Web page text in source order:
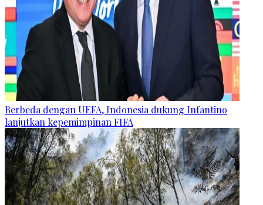
Berbeda dengan UEFA, Indonesia dukung Infantino
lanjutkan kepemimpinan FIFA